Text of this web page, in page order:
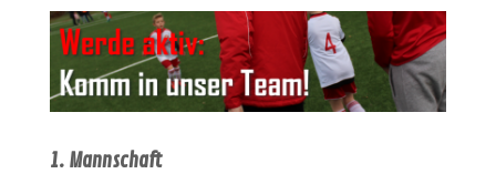
1. Mannschaft